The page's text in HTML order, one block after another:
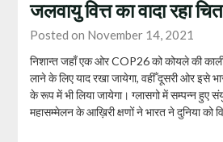
जलवायु वित्त का वादा रहा चित
Posted on November 14, 2021
निशान्त जहाँ एक ओर COP26 को कोयले की
लाने के लिए याद रखा जायेगा, वहीँ दूसरी ओर इसे
के रूप में भी लिया जायेगा। ग्लासगो में सम्पन्न हुए
महासम्मेलन के आख़िरी क्षणों ने भारत ने दुनिया को